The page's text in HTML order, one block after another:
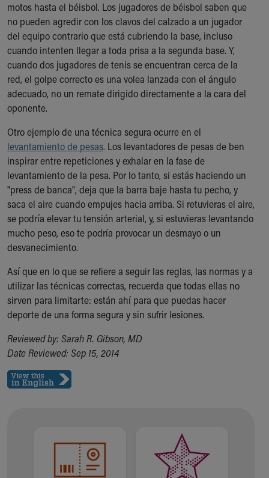
motos hasta el béisbol. Los jugadores de béisbol saben que
no pueden agredir con los clavos del calzado a un jugador
del equipo contrario que está cubriendo la base, incluso
cuando intenten llegar a toda prisa a la segunda base. Y,
cuando dos jugadores de tenis se encuentran cerca de la
red, el golpe correcto es una volea lanzada con el ángulo
adecuado, no un remate dirigido directamente a la cara del
oponente.
Otro ejemplo de una técnica segura ocurre en el
levantamiento de pesas. Los levantadores de pesas de ben
inspirar entre repeticiones y exhalar en la fase de
levantamiento de la pesa. Por lo tanto, si estás haciendo un
"press de banca", deja que la barra baje hasta tu pecho, y
saca el aire cuando empujes hacia arriba. Si retuvieras el aire,
se podría elevar tu tensión arterial, y, si estuvieras levantando
mucho peso, eso te podría provocar un desmayo o un
desvanecimiento.
Así que en lo que se refiere a seguir las reglas, las normas y a
utilizar las técnicas correctas, recuerda que todas ellas no
sirven para limitarte: están ahí para que puedas hacer
deporte de una forma segura y sin sufrir lesiones.
Reviewed by: Sarah R. Gibson, MD
Date Reviewed: Sep 15, 2014